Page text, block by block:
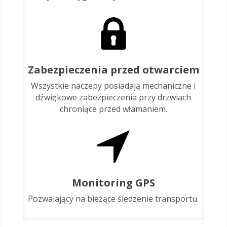
Zabezpieczenia przed otwarciem
Wszystkie naczepy posiadają mechaniczne i
dźwiękowe zabezpieczenia przy drzwiach
chroniące przed włamaniem.
Monitoring GPS
Pozwalający na bieżące śledzenie transportu.